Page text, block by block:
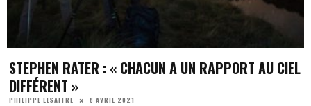
STEPHEN RATER : « CHACUN A UN RAPPORT AU CIEL
DIFFÉRENT »
PHILIPPE LESAFFRE 8 AVRIL 2021